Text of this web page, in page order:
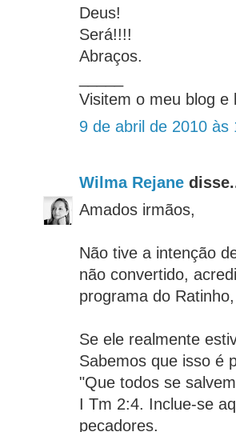
Deus!
Será!!!!
Abraços.
Visitem o meu blog e
9 de abril de 2010 às
Wilma Rejane
Amados irmãos,
Não tive a intenção
não convertido,
programa do
Se ele realmente
Sabemos que isso é
"Que todos se
I Tm 2:4. Inclue-se
pecadores.